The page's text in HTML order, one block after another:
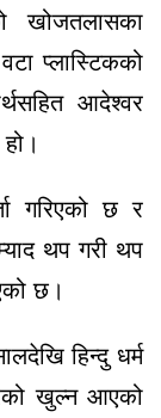
खोजतलासका
प्लास्टिकको
आदेश्‍वर
गरिएको छ र
थप गरी थप
छ।
हिन्दु धर्म
खुल्न आएको